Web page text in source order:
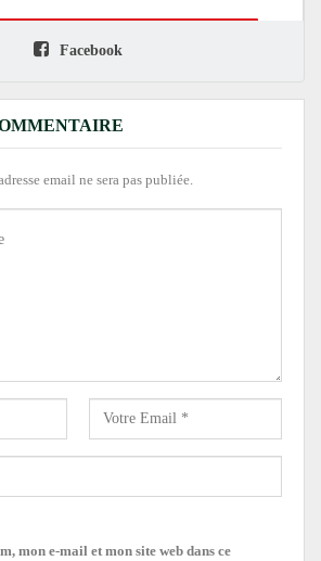
Facebook
email ne sera pas publiée.
mon e-mail et mon site web dans ce